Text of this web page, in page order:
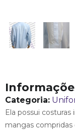
Categoria:
Ela possui
mangas